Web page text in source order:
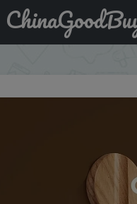
New